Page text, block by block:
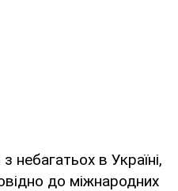
небагатьох в Україні,
до міжнародних